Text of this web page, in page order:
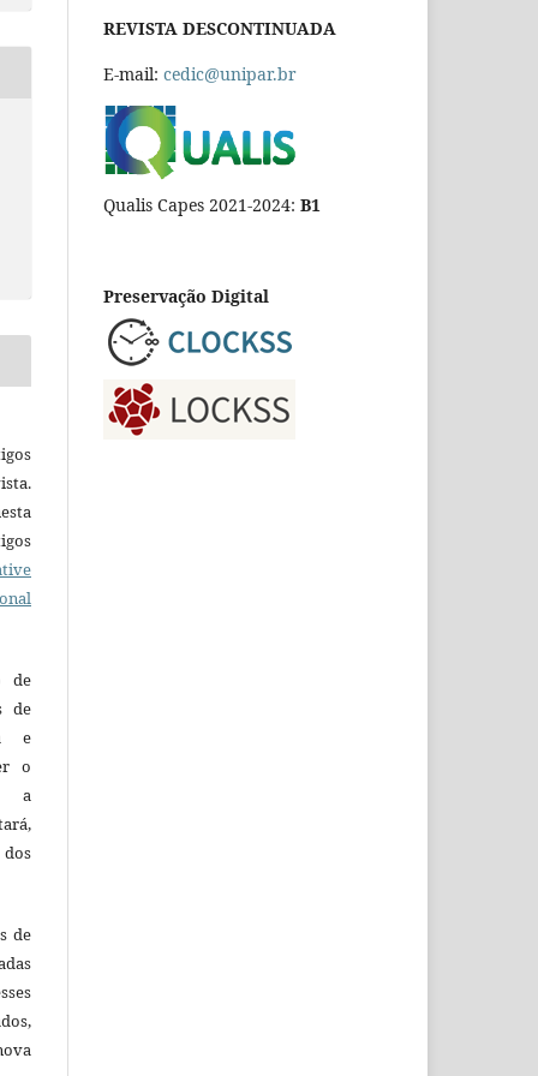
de
de
e
o
a
de
REVISTA DESCONTINUADA
E-mail: cedic@unipar.br
Qualis Capes 2021-2024: B1
Preservação Digital